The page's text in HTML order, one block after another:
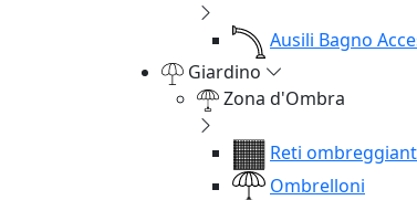
Ausili Bagno
Giardino
Zona d'Ombra
Reti
Ombrelloni